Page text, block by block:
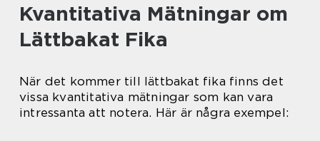
Kvantitativa Mätningar om
Lättbakat Fika
När det kommer till lättbakat fika finns det
vissa kvantitativa mätningar som kan vara
intressanta att notera. Här är några exempel: